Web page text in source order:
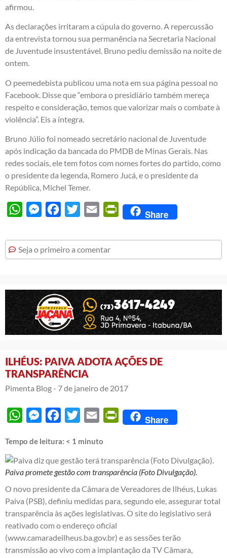
afirmou.
As declarações irritaram a cúpula do governo. A repercussão
da entrevista tornou sua permanência na Secretaria Nacional
de Juventude insustentável. Bruno pediu demissão na noite de
ontem.
O peemedebista publicou uma nota em sua página pessoal no
Facebook. Disse que “embora o presidiário também mereça
respeito e consideração, temos que valorizar mais o combate à
violência”. Eis a íntegra
Bruno Júlio foi nomeado secretário nacional de Juventude
após indicação da bancada do PMDB de Minas Gerais. Nas
redes sociais, ele tem fotos com nomes fortes do partido, como
o presidente da legenda, Romero Jucá, e o presidente da
República, Michel Temer.
WhatsAppMessengerFacebook
Twitter Email PrintFriendly
Share
Seja o primeiro a comentar
ILHÉUS: PAIVA ADOTA AÇÕES DE
TRANSPARÊNCIA
Pimenta Blog - 7 de janeiro de 2017
WhatsAppMessengerFacebook
Twitter Email PrintFriendly
Share
Tempo de leitura: < 1 minuto
Paiva promete gestão com transparência (Foto Divulgação).
O novo presidente da Câmara de Vereadores de Ilhéus, Lukas
Paiva (PSB), definiu medidas para, segundo ele, assegurar total
transparência às ações legislativas. O site do legislativo será
reativado com o endereço oficial
(www.camaradeilheus.ba.gov.br) e as sessões terão
transmissão ao vivo com a implantação da TV Câmara,